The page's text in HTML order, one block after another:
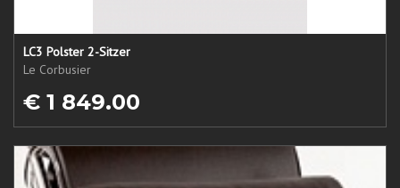
LC3 Polster 2-Sitzer
Le Corbusier
€ 1 849.00